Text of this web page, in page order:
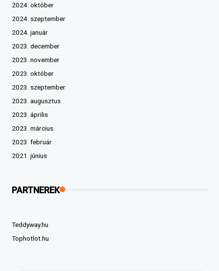
2024. október
2024. szeptember
2024. január
2023. december
2023. november
2023. október
2023. szeptember
2023. augusztus
2023. április
2023. március
2023. február
2021. június
PARTNEREK
Teddyway.hu
Tophotlot.hu